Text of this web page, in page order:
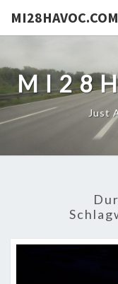
MI28HAVOC.COM
Just